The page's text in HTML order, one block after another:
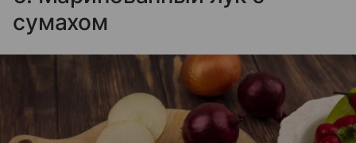
сумахом